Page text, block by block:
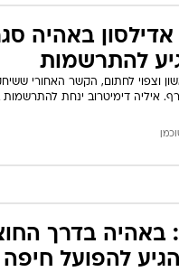
באהיה
להתרשמות
וצפוי לחתום, הקשר האחורי
איליה דימיטרוב ינחת להתרשמות
באהיה בדרך
להפועל חיפה